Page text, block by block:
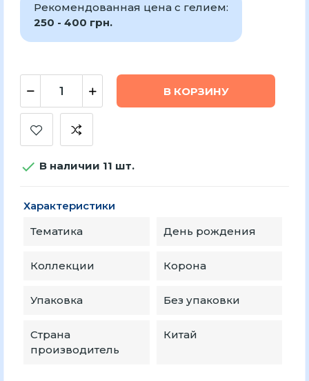
Рекомендованная цена с гелием:
250 - 400 грн.
В КОРЗИНУ
 В наличии 11 шт.
Характеристики
Тематика
День рождения
Коллекции Корона
Упаковка Без упаковки
Страна
производитель
Китай